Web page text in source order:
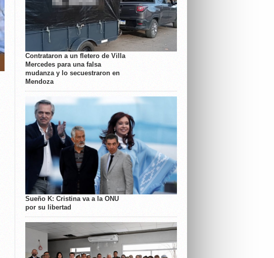
Contrataron a un fletero de Villa
Mercedes para una falsa
mudanza y lo secuestraron en
Mendoza
Sueño K: Cristina va a la ONU
por su libertad